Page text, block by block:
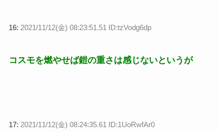
16: 2021/11/12(金) 08:23:51.51 ID:tzVodg6dp
コスモを燃やせば鎧の重さは感じないというが
17: 2021/11/12(金) 08:24:35.61 ID:1UoRwfAr0